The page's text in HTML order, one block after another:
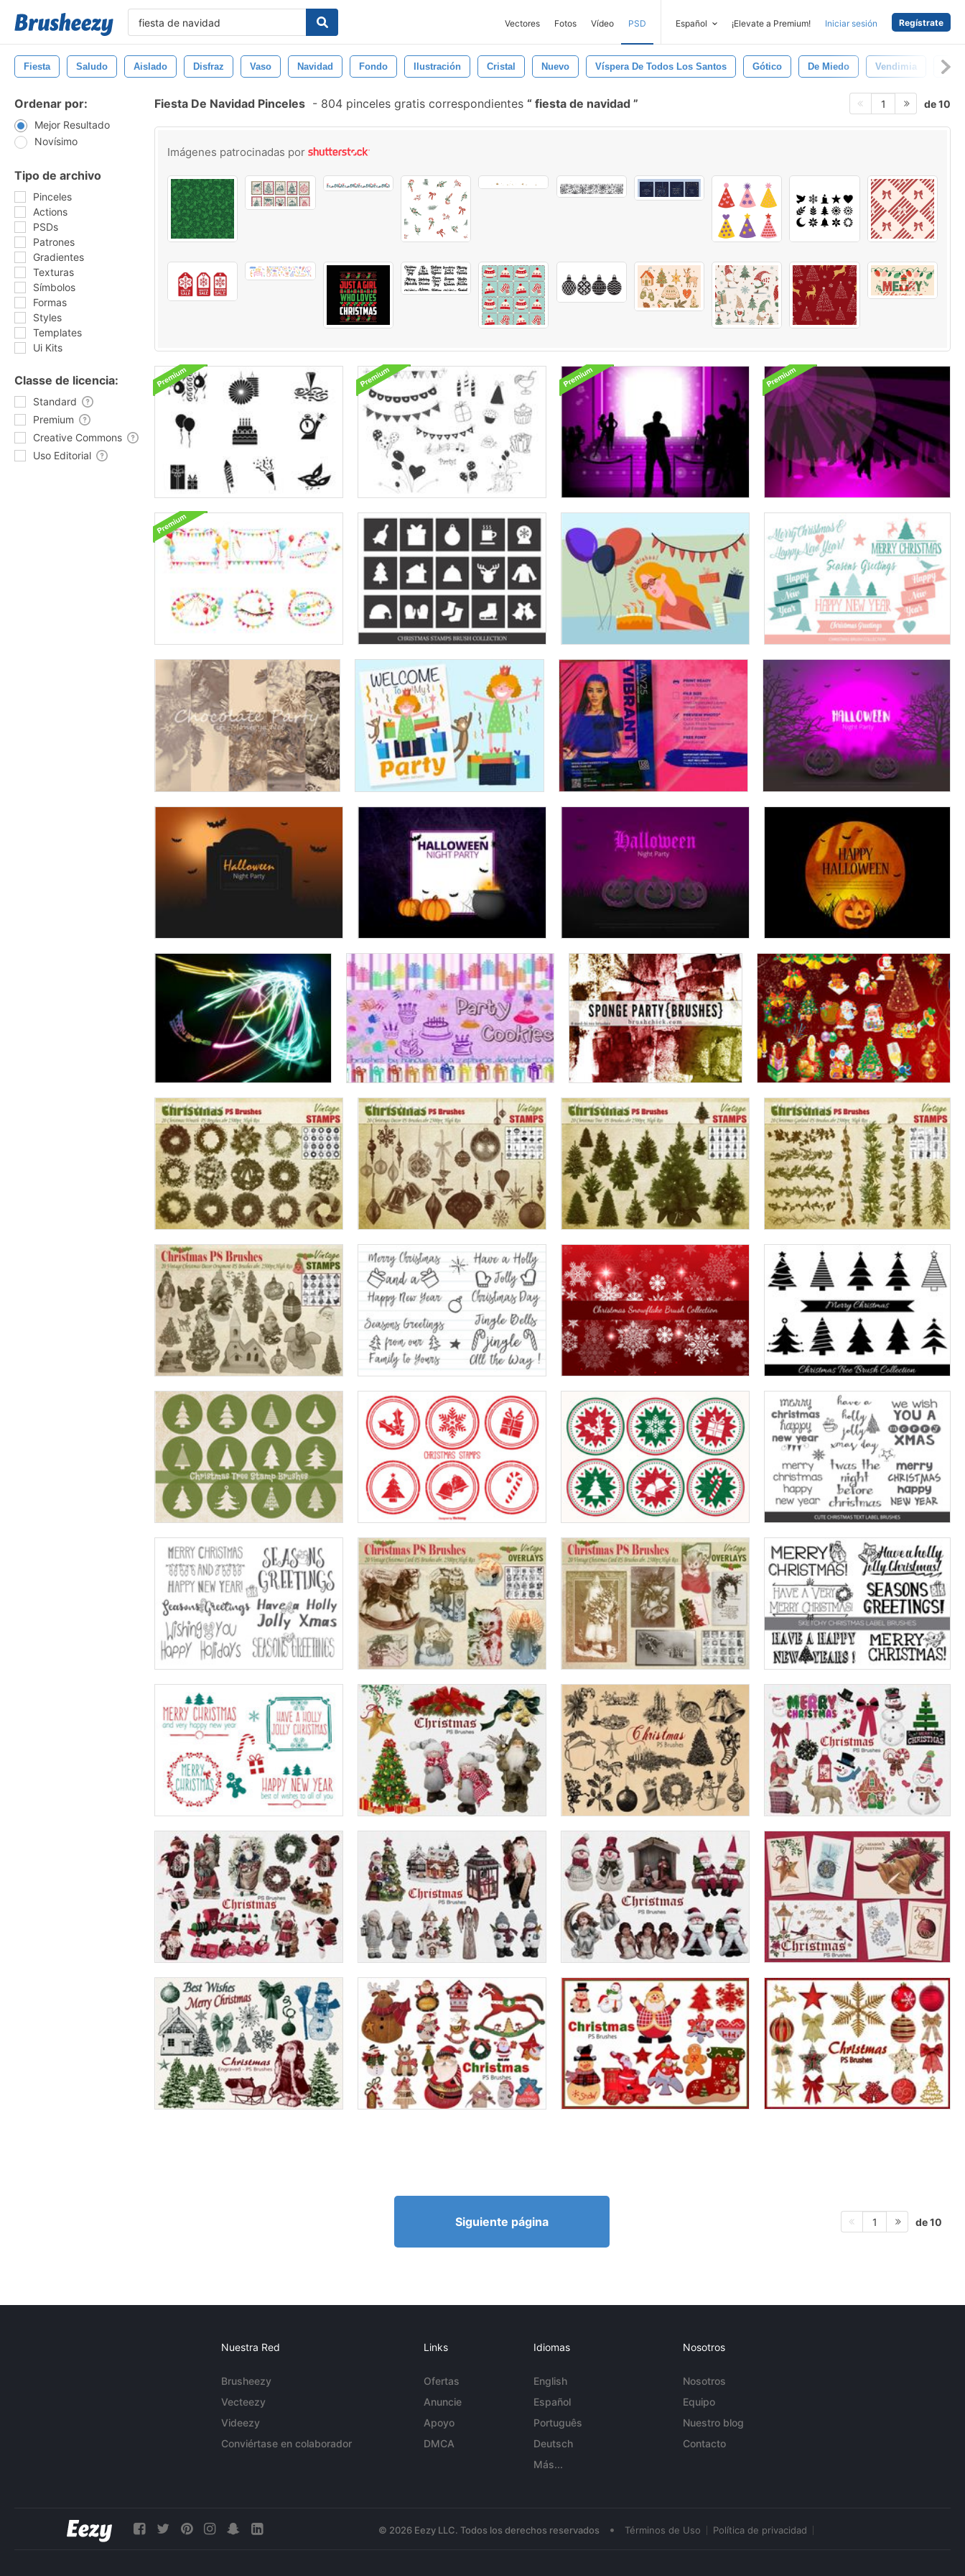
Vectores Fotos Vídeo PSD Español ¡Elevate a Premium! Iniciar sesión Regístrate
Fiesta Saludo Aislado Disfraz Vaso Navidad Fondo Ilustración Cristal Nuevo Víspera De Todos Los Santos Gótico De Miedo Vendimia
Ordenar por:
Mejor Resultado
Novísimo
Tipo de archivo
Pinceles
Actions
PSDs
Patrones
Gradientes
Texturas
Símbolos
Formas
Styles
Templates
Ui Kits
Classe de licencia:
Standard
Premium
Creative Commons
Uso Editorial
Fiesta De Navidad Pinceles - 804 pinceles gratis correspondientes fiesta de navidad 1 de 10
Imágenes patrocinadas por
Siguiente página 1 de 10
Nuestra Red
Brusheezy
Vecteezy
Videezy
Conviértase en colaborador
Links
Ofertas
Anuncie
Apoyo
DMCA
Idiomas
English
Español
Português
Deutsch
Más...
Nosotros
Nosotros
Equipo
Nuestro blog
Contacto
© 2026 Eezy LLC. Todos los derechos reservados • Términos de Uso Política de privacidad